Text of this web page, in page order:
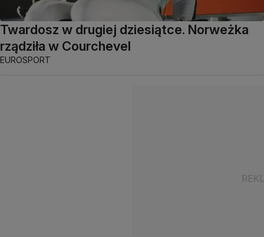
Twardosz w drugiej dziesiątce. Norweżka
rządziła w Courchevel
EUROSPORT